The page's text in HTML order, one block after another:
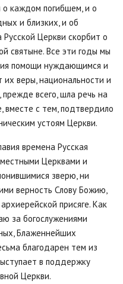
о каждом погибшем, и о
и близких, и об
Русской Церкви скорбит о
святыне. Все эти годы мы
помощи нуждающимся и
веры, национальности и
всего, шла речь на
вместе с тем, подтвердило
устоям Церкви.
времена Русская
Церквами и
зверю, ни
верность Слову Божию,
присяге. Как
за богослужениями
Блаженнейших
благодарен тем из
в поддержку
Церкви.